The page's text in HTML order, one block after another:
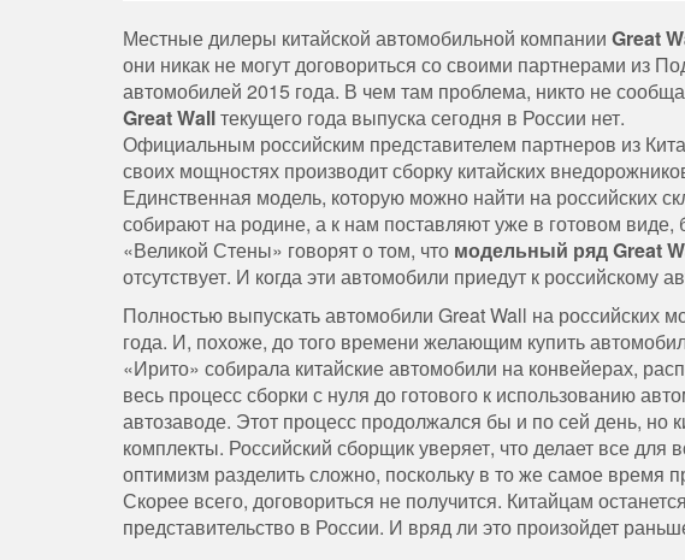
Местные дилеры китайской автомобильной компании Great
они никак не могут договориться со своими партнерами из
автомобилей 2015 года. В чем там проблема, никто не
Great Wallтекущего года выпуска сегодня в России нет.
Официальным российским представителем партнеров из
своих мощностях производит сборку китайских
Единственная модель, которую можно найти на российских
собирают на родине, а к нам поставляют уже в готовом
«Великой Стены» говорят о том, что модельный ряд Great
отсутствует. И когда эти автомобили приедут к российскому
Полностью выпускать автомобили Great Wall на российских
года. И, похоже, до того времени желающим купить
«Ирито» собирала китайские автомобили на конвейерах,
весь процесс сборки с нуля до готового к использованию
автозаводе. Этот процесс продолжался бы и по сей день, но
комплекты. Российский сборщик уверяет, что делает все для
оптимизм разделить сложно, поскольку в то же самое время
Скорее всего, договориться не получится. Китайцам
представительство в России. И вряд ли это произойдет